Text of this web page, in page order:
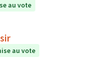
au vote
au vote